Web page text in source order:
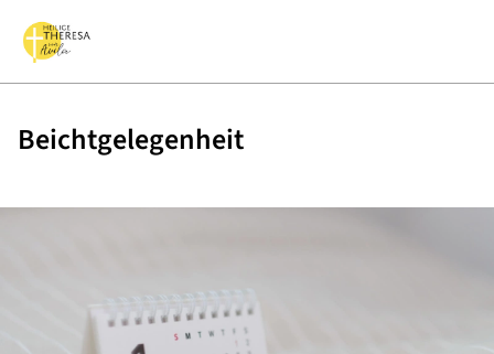
Beichtgelegenheit